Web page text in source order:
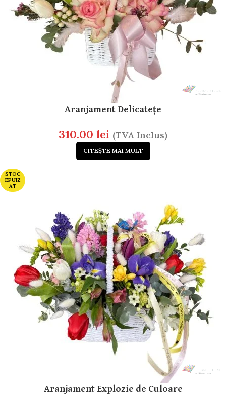
Aranjament Delicatețe
310.00 lei (TVA Inclus)
CITEȘTE MAI MULT
STOC
EPUIZ
AT
Aranjament Explozie de Culoare